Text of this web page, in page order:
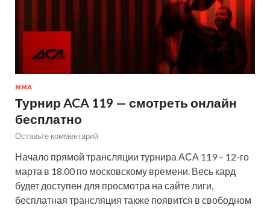
MMA
Турнир ACA 119 — смотреть онлайн
бесплатно
Оставьте комментарий
Начало прямой трансляции турнира АСА 119 – 12-го
марта в 18.00 по московскому времени. Весь кард
будет доступен для просмотра на сайте лиги,
бесплатная трансляция также появится в свободном